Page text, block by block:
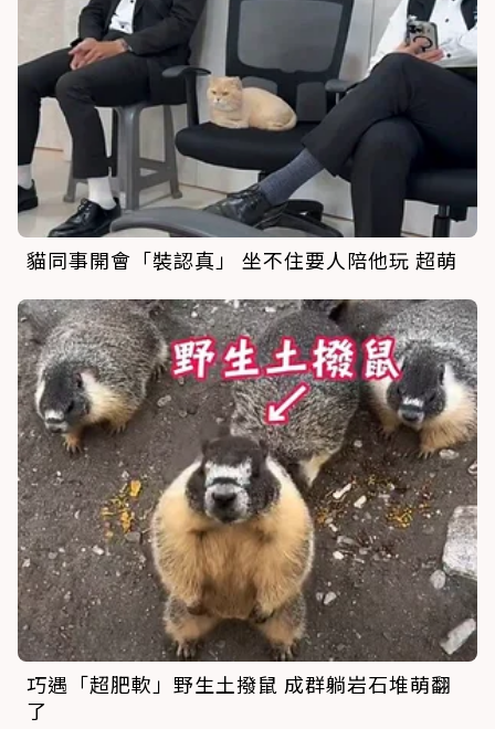
貓同事開會「裝認真」 坐不住要人陪他玩 超萌
巧遇「超肥軟」野生土撥鼠 成群躺岩石堆萌翻
了